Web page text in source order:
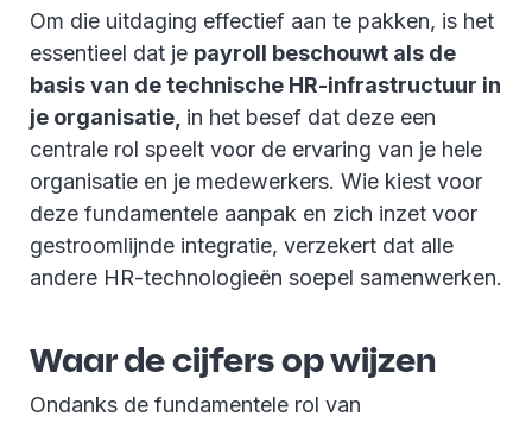
Om die uitdaging effectief aan te pakken, is het
essentieel dat je payroll beschouwt als de
basis van de technische HR-infrastructuur in
je organisatie, in het besef dat deze een
centrale rol speelt voor de ervaring van je hele
organisatie en je medewerkers. Wie kiest voor
deze fundamentele aanpak en zich inzet voor
gestroomlijnde integratie, verzekert dat alle
andere HR-technologieën soepel samenwerken.
Waar de cijfers op wijzen
Ondanks de fundamentele rol van